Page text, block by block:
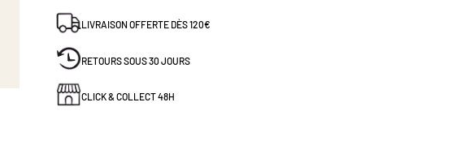
LIVRAISON OFFERTE DÈS 120€
RETOURS SOUS 30 JOURS
CLICK & COLLECT 48H